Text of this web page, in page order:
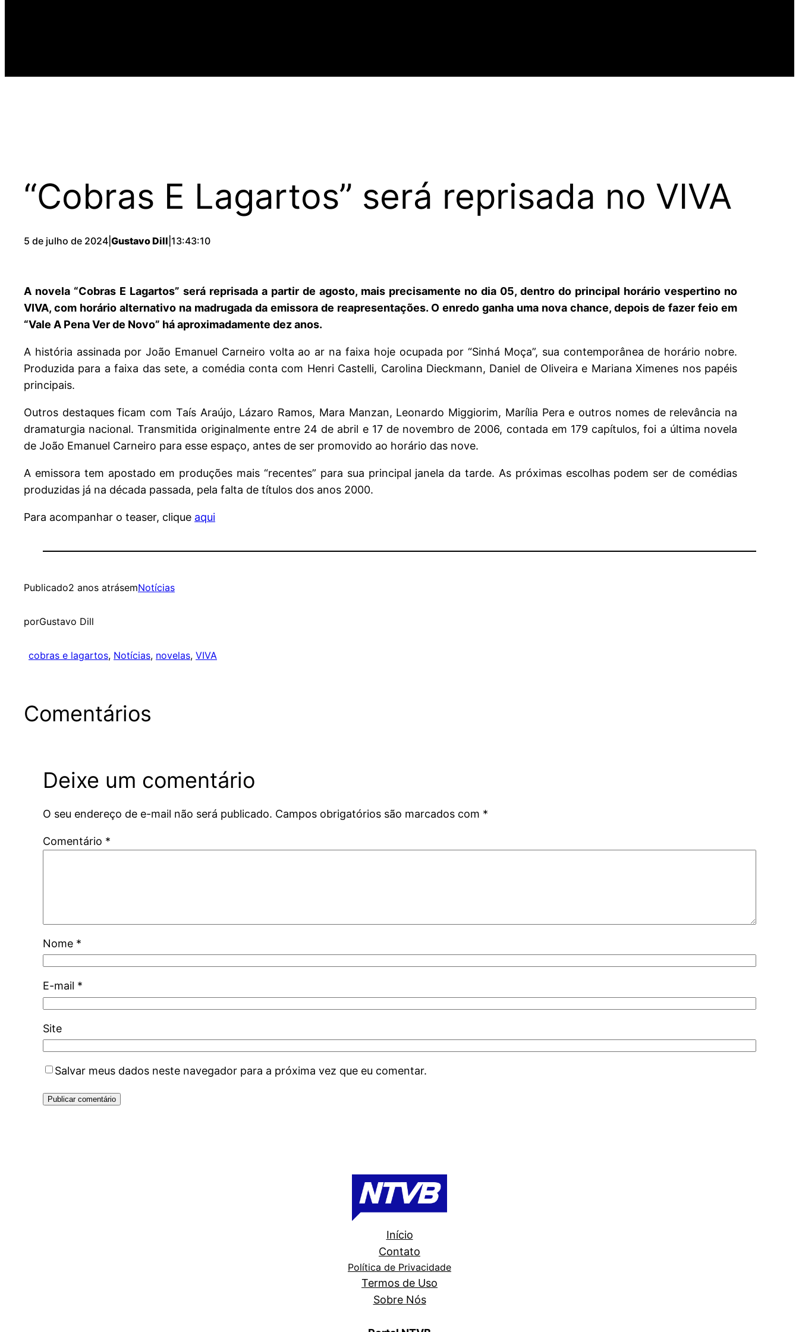
“Cobras E Lagartos” será reprisada no VIVA
5 de julho de 2024 Gustavo Dill 13:43:10
A novela “Cobras E Lagartos” será reprisada a partir de agosto, mais precisamente no dia 05, dentro do principal horário vespertino no
VIVA, com horário alternativo na madrugada da emissora de reapresentações. O enredo ganha uma nova chance, depois de fazer feio em
“Vale A Pena Ver de Novo” há aproximadamente dez anos.
A história assinada por João Emanuel Carneiro volta ao ar na faixa hoje ocupada por “Sinhá Moça”, sua contemporânea de horário nobre.
Produzida para a faixa das sete, a comédia conta com Henri Castelli, Carolina Dieckmann, Daniel de Oliveira e Mariana Ximenes nos papéis
principais.
Outros destaques ficam com Taís Araújo, Lázaro Ramos, Mara Manzan, Leonardo Miggiorim, Marília Pera e outros nomes de relevância na
dramaturgia nacional. Transmitida originalmente entre 24 de abril e 17 de novembro de 2006, contada em 179 capítulos, foi a última novela
de João Emanuel Carneiro para esse espaço, antes de ser promovido ao horário das nove.
A emissora tem apostado em produções mais “recentes” para sua principal janela da tarde. As próximas escolhas podem ser de comédias
produzidas já na década passada, pela falta de títulos dos anos 2000.
Para acompanhar o teaser, clique aqui
Publicado2 anos atrásemNotícias
porGustavo Dill
cobras e lagartos, Notícias, novelas, VIVA
Comentários
Deixe um comentário
O seu endereço de e-mail não será publicado. Campos obrigatórios são marcados com *
Comentário *
Nome *
E-mail *
Site
Salvar meus dados neste navegador para a próxima vez que eu comentar.
Início
Contato
Política de Privacidade
Termos de Uso
Sobre Nós